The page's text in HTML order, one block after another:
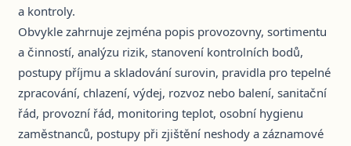
a kontroly.
Obvykle zahrnuje zejména popis provozovny, sortimentu
a činností, analýzu rizik, stanovení kontrolních bodů,
postupy příjmu a skladování surovin, pravidla pro tepelné
zpracování, chlazení, výdej, rozvoz nebo balení, sanitační
řád, provozní řád, monitoring teplot, osobní hygienu
zaměstnanců, postupy při zjištění neshody a záznamové